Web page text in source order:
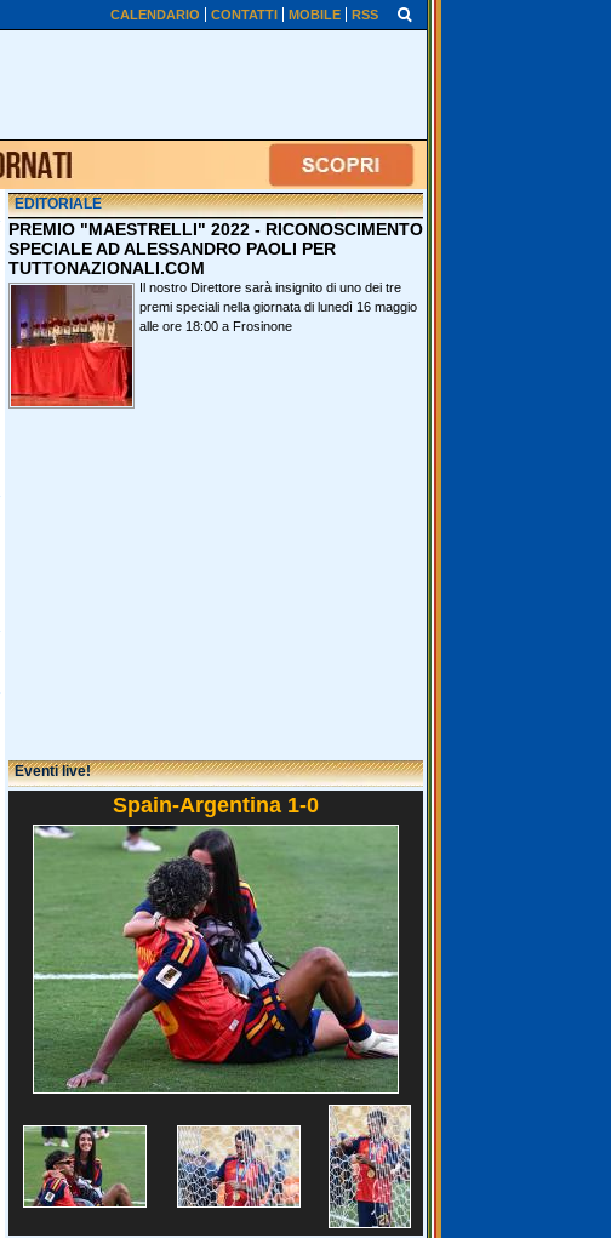
CALENDARIO CONTATTI MOBILE RSS
EDITORIALE
PREMIO "MAESTRELLI" 2022 - RICONOSCIMENTO
SPECIALE AD ALESSANDRO PAOLI PER
TUTTONAZIONALI.COM
Il nostro Direttore sarà insignito di uno dei tre
premi speciali nella giornata di lunedì 16 maggio
alle ore 18:00 a Frosinone
Eventi live!
Spain-Argentina 1-0